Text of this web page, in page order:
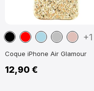
NoirRouge
BleuArgent
Or
+1
Coque iPhone Air Glamour
12,90 €